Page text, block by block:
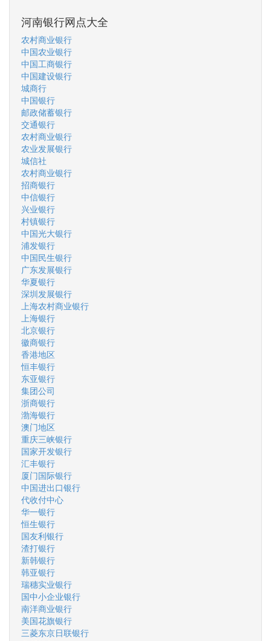
河南银行网点大全
农村商业银行
中国农业银行
中国工商银行
中国建设银行
城商行
中国银行
邮政储蓄银行
交通银行
农村商业银行
农业发展银行
城信社
农村商业银行
招商银行
中信银行
兴业银行
村镇银行
中国光大银行
浦发银行
中国民生银行
广东发展银行
华夏银行
深圳发展银行
上海农村商业银行
上海银行
北京银行
徽商银行
香港地区
恒丰银行
东亚银行
集团公司
浙商银行
渤海银行
澳门地区
重庆三峡银行
国家开发银行
汇丰银行
厦门国际银行
中国进出口银行
代收付中心
华一银行
恒生银行
国友利银行
渣打银行
新韩银行
韩亚银行
瑞穗实业银行
国中小企业银行
南洋商业银行
美国花旗银行
三菱东京日联银行